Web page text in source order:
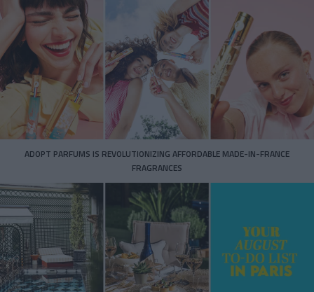
ADOPT PARFUMS IS REVOLUTIONIZING AFFORDABLE MADE-IN-FRANCE
FRAGRANCES